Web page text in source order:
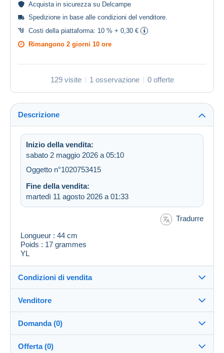
Acquista in sicurezzasu Delcampe
Spedizione in base alle condizioni del venditore.
Costi della piattaforma: 10 % + 0,30 €
Rimangono 2 giorni 10 ore
129 visite 1 osservazione 0 offerte
Descrizione
Inizio della vendita:
sabato 2 maggio 2026 a 05:10
Oggetto n°1020753415
Fine della vendita:
martedì 11 agosto 2026 a 01:33
Tradurre
Longueur : 44 cm
Poids : 17 grammes
YL
Condizioni di vendita
Destinazione:
Vedi l'elenco dei paesi
Direttamente al destinatario:
Sì
Venditore
jp33cl100%(11760x)
Domanda (0)
Offerta (0)